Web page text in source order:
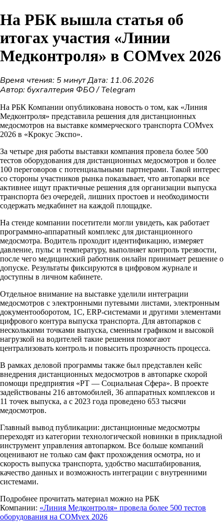
На РБК вышла статья об
итогах участия «Линии
Медконтроля» в COMvex 2026
Время чтения: 5 минутДата: 11.06.2026
Автор: бухгалтерия ФБО / Telegram
На РБК Компании опубликована новость о том, как «Линия
Медконтроля» представила решения для дистанционных
медосмотров на выставке коммерческого транспорта COMvex
2026 в «Крокус Экспо».
За четыре дня работы выставки компания провела более 500
тестов оборудования для дистанционных медосмотров и более
100 переговоров с потенциальными партнерами. Такой интерес
со стороны участников рынка показывает, что автопарки все
активнее ищут практичные решения для организации выпуска
транспорта без очередей, лишних простоев и необходимости
содержать медкабинет на каждой площадке.
На стенде компании посетители могли увидеть, как работает
программно-аппаратный комплекс для дистанционного
медосмотра. Водитель проходит идентификацию, измеряет
давление, пульс и температуру, выполняет контроль трезвости,
после чего медицинский работник онлайн принимает решение о
допуске. Результаты фиксируются в цифровом журнале и
доступны в личном кабинете.
Отдельное внимание на выставке уделили интеграции
медосмотров с электронными путевыми листами, электронным
документооборотом, 1С, ERP-системами и другими элементами
цифрового контура выпуска транспорта. Для автопарков с
несколькими точками выпуска, сменным графиком и высокой
нагрузкой на водителей такие решения помогают
централизовать контроль и повысить прозрачность процесса.
В рамках деловой программы также был представлен кейс
внедрения дистанционных медосмотров в автопарке скорой
помощи предприятия «РТ — Социальная Сфера». В проекте
задействованы 216 автомобилей, 36 аппаратных комплексов и
11 точек выпуска, а с 2023 года проведено 653 тысячи
медосмотров.
Главный вывод публикации: дистанционные медосмотры
переходят из категории технологической новинки в прикладной
инструмент управления автопарком. Все больше компаний
оценивают не только сам факт прохождения осмотра, но и
скорость выпуска транспорта, удобство масштабирования,
качество данных и возможность интеграции с внутренними
системами.
Подробнее прочитать материал можно на РБК
Компании: «Линия Медконтроля» провела более 500 тестов
оборудования на COMvex 2026